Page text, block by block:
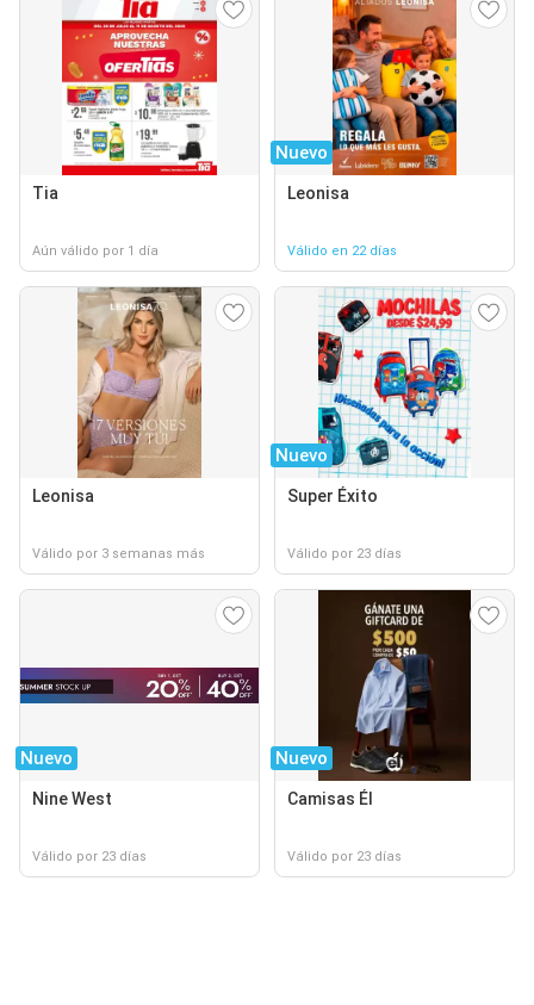
Tia
Aún válido por 1 día
Nuevo
Leonisa
Válido en 22 días
Leonisa
Válido por 3 semanas más
Nuevo
Super Éxito
Válido por 23 días
Nuevo
Nine West
Válido por 23 días
Nuevo
Camisas Él
Válido por 23 días